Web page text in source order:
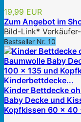
19,99 EUR
Zum Angebot im
Bild-Link*
Bestseller Nr. 10
Kinder Bettdecke
Baby Decke und
Kopfkissen 60 x 40